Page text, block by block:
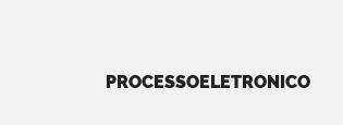
PROCESSOELETRONICO